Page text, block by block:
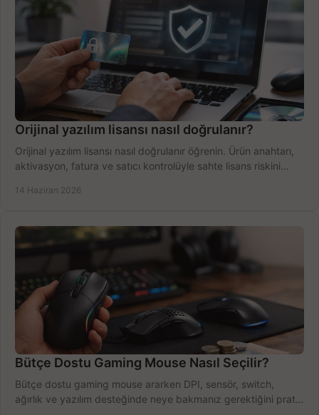
Orijinal yazılım lisansı nasıl doğrulanır?
Orijinal yazılım lisansı nasıl doğrulanır öğrenin. Ürün anahtarı,
aktivasyon, fatura ve satıcı kontrolüyle sahte lisans riskini
14 Haziran 2026
Bütçe Dostu Gaming Mouse Nasıl Seçilir?
Bütçe dostu gaming mouse ararken DPI, sensör, switch,
ağırlık ve yazılım desteğinde neye bakmanız gerektiğini pratik